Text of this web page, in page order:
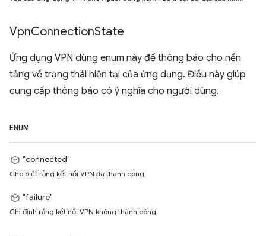
VpnConnectionState
Ứng dụng VPN dùng enum này để thông báo cho nền
tảng về trạng thái hiện tại của ứng dụng. Điều này giúp
cung cấp thông báo có ý nghĩa cho người dùng.
ENUM
"connected"
Cho biết rằng kết nối VPN đã thành công.
"failure"
Chỉ định rằng kết nối VPN không thành công.